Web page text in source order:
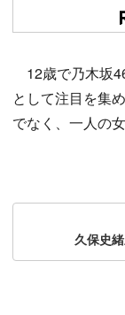
12歳で乃木坂
として注目を集
でなく、一人の
久保史